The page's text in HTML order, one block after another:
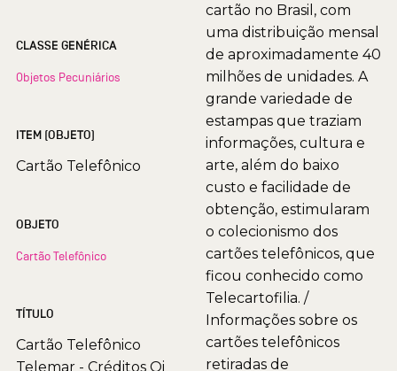
CLASSE GENÉRICA
Objetos Pecuniários
ITEM (OBJETO)
Cartão Telefônico
OBJETO
Cartão Telefônico
TÍTULO
Cartão Telefônico
Telemar - Créditos Oi
cartão no Brasil, com
uma distribuição mensal
de aproximadamente 40
milhões de unidades. A
grande variedade de
estampas que traziam
informações, cultura e
arte, além do baixo
custo e facilidade de
obtenção, estimularam
o colecionismo dos
cartões telefônicos, que
ficou conhecido como
Telecartofilia. /
Informações sobre os
cartões telefônicos
retiradas de